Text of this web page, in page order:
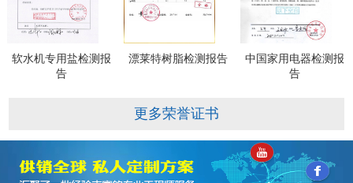
软水机专用盐检测报
告
漂莱特树脂检测报告
中国家用电器检测报
告
更多荣誉证书